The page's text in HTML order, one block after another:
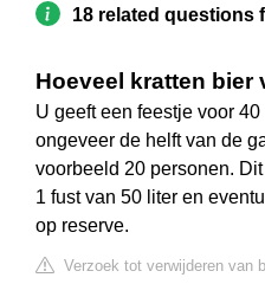
18 related questions
Hoeveel kratten bier
U geeft een feestje voor
ongeveer de helft van de
voorbeeld 20 personen.
1 fust van 50 liter en
op reserve.
Verzoek tot verwijderen van